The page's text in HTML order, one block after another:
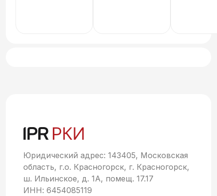
Юридический адрес: 143405, Московская
область, г.о. Красногорск, г. Красногорск,
ш. Ильинское, д. 1А, помещ. 17.17
ИНН: 6454085119